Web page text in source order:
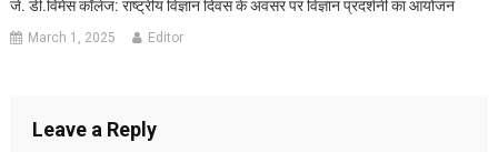
जे. डी.विमेंस कॉलेज: राष्ट्रीय विज्ञान दिवस के अवसर पर विज्ञान प्रदर्शनी का आयोजन
March 1, 2025 Editor
Leave a Reply